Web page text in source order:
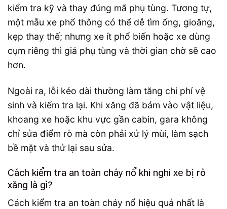
kiểm tra kỹ và thay đúng mã phụ tùng. Tương tự,
một mẫu xe phổ thông có thể dễ tìm ống, gioăng,
kẹp thay thế; nhưng xe ít phổ biến hoặc xe dùng
cụm riêng thì giá phụ tùng và thời gian chờ sẽ cao
hơn.
Ngoài ra, lỗi kéo dài thường làm tăng chi phí vệ
sinh và kiểm tra lại. Khi xăng đã bám vào vật liệu,
khoang xe hoặc khu vực gần cabin, gara không
chỉ sửa điểm rò mà còn phải xử lý mùi, làm sạch
bề mặt và thử lại sau sửa.
Cách kiểm tra an toàn cháy nổ khi nghi xe bị rò
xăng là gì?
Cách kiểm tra an toàn cháy nổ hiệu quả nhất là